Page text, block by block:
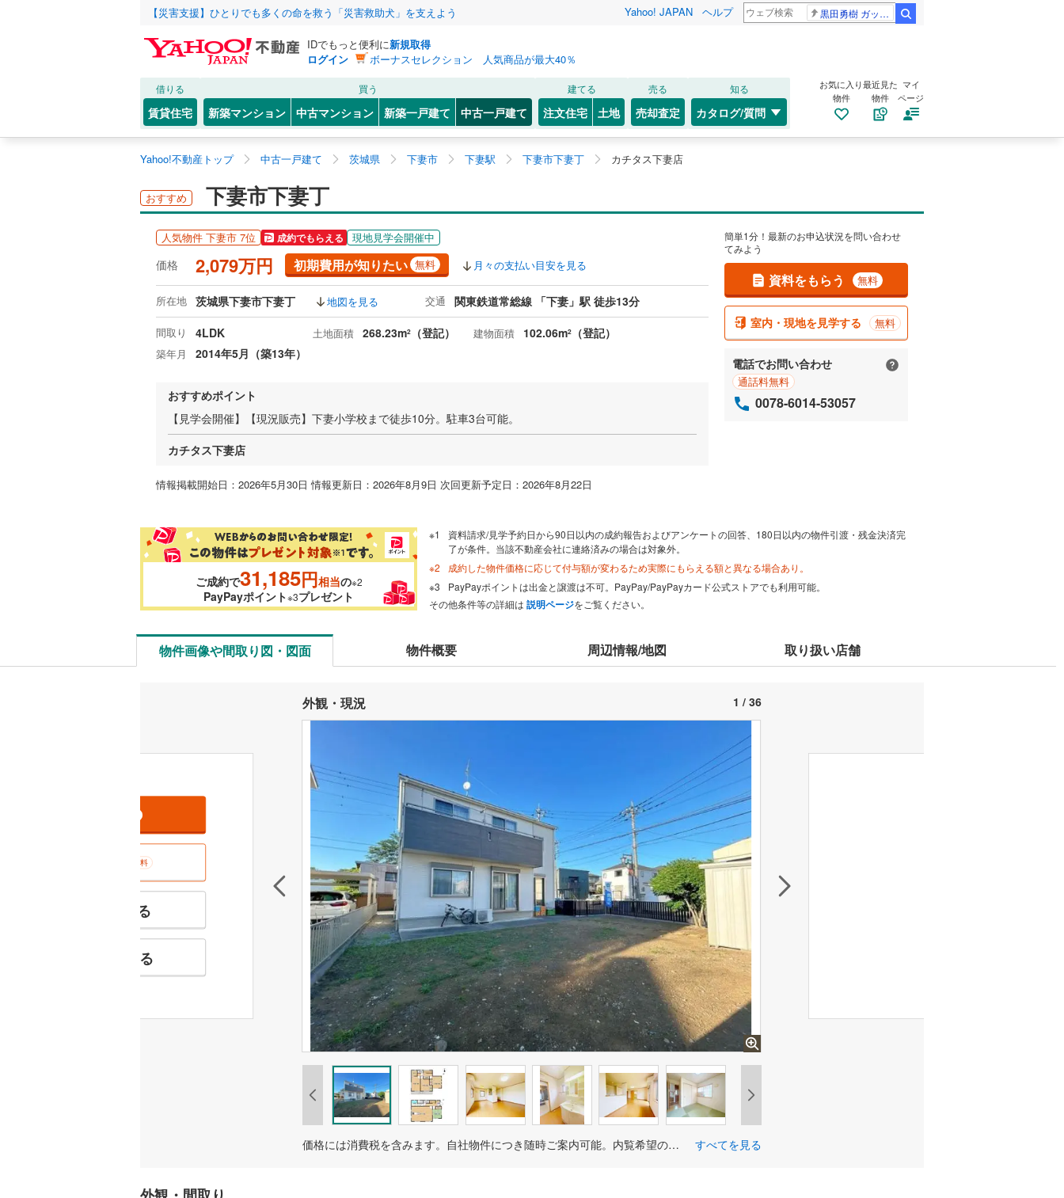
【災害支援】ひとりでも多くの命を救う「災害救助犬」を支えよう Yahoo! JAPAN ヘルプ 黒田勇樹 ガッポリ建設
IDでもっと便利に新規取得
ログイン
ボーナスセレクション 人気商品が最大40％
借りる
賃貸住宅
買う
新築マンション 中古マンション 新築一戸建て 中古一戸建て
建てる
注文住宅 土地
売る
売却査定
知る
カタログ/質問
お気に入り
物件
最近見た
物件
マイ
ページ
Yahoo!不動産トップ 中古一戸建て 茨城県 下妻市 下妻駅 下妻市下妻丁 カチタス下妻店
おすすめ 下妻市下妻丁
人気物件 下妻市 7位 成約でもらえる 現地見学会開催中
価格 2,079万円 初期費用が知りたい 無料 月々の支払い目安を見る
所在地 茨城県下妻市下妻丁 地図を見る 交通 関東鉄道常総線 「下妻」駅 徒歩13分
間取り 4LDK 土地面積 268.23m2 （登記） 建物面積 102.06m2 （登記）
築年月 2014年5月（築13年）
おすすめポイント
【見学会開催】【現況販売】下妻小学校まで徒歩10分。駐車3台可能。
カチタス下妻店
情報掲載開始日：2026年5月30日 情報更新日：2026年8月9日 次回更新予定日：2026年8月22日
簡単1分！最新のお申込状況を問い合わせ
てみよう
資料をもらう 無料
室内・現地を見学する 無料
電話でお問い合わせ
通話料無料
0078-6014-53057
ご成約で31,185円相当の※2
PayPayポイント※3プレゼント
資料請求/見学予約日から90日以内の成約報告およびアンケートの回答、180日以内の物件引渡・残金決済完
了が条件。当該不動産会社に連絡済みの場合は対象外。
成約した物件価格に応じて付与額が変わるため実際にもらえる額と異なる場合あり。
PayPayポイントは出金と譲渡は不可。PayPay/PayPayカード公式ストアでも利用可能。
その他条件等の詳細は 説明ページをご覧ください。
物件画像や間取り図・図面 物件概要 周辺情報/地図 取り扱い店舗
外観・現況 1 / 36
無料
特徴の似た物件を見る
お気に入りに追加する
価格には消費税を含みます。自社物件につき随時ご案内可能。内覧希望の方はお電話ください。 すべてを見る